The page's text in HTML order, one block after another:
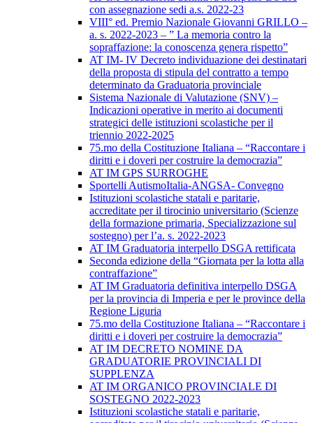
con assegnazione sedi a.s. 2022-23
VIII° ed. Premio Nazionale Giovanni GRILLO –
a. s. 2022-2023 – ” La memoria contro la
sopraffazione: la conoscenza genera rispetto”
AT IM- IV Decreto individuazione dei destinatari
della proposta di stipula del contratto a tempo
determinato da Graduatoria provinciale
Sistema Nazionale di Valutazione (SNV) –
Indicazioni operative in merito ai documenti
strategici delle istituzioni scolastiche per il
triennio 2022-2025
75.mo della Costituzione Italiana – “Raccontare i
diritti e i doveri per costruire la democrazia”
AT IM GPS SURROGHE
Sportelli AutismoItalia-ANGSA- Convegno
Istituzioni scolastiche statali e paritarie,
accreditate per il tirocinio universitario (Scienze
della formazione primaria, Specializzazione sul
sostegno) per l’a. s. 2022-2023
AT IM Graduatoria interpello DSGA rettificata
Seconda edizione della “Giornata per la lotta alla
contraffazione”
AT IM Graduatoria definitiva interpello DSGA
per la provincia di Imperia e per le province della
Regione Liguria
75.mo della Costituzione Italiana – “Raccontare i
diritti e i doveri per costruire la democrazia”
AT IM DECRETO NOMINE DA
GRADUATORIE PROVINCIALI DI
SUPPLENZA
AT IM ORGANICO PROVINCIALE DI
SOSTEGNO 2022-2023
Istituzioni scolastiche statali e paritarie,